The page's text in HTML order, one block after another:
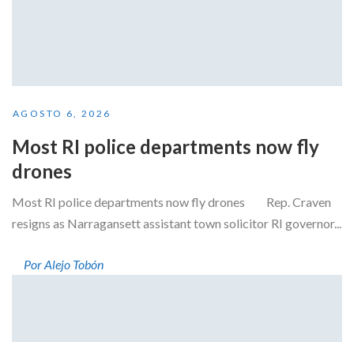
AGOSTO 6, 2026
Most RI police departments now fly
drones
Most RI police departments now fly drones Rep. Craven
resigns as Narragansett assistant town solicitor RI governor...
Por Alejo Tobón